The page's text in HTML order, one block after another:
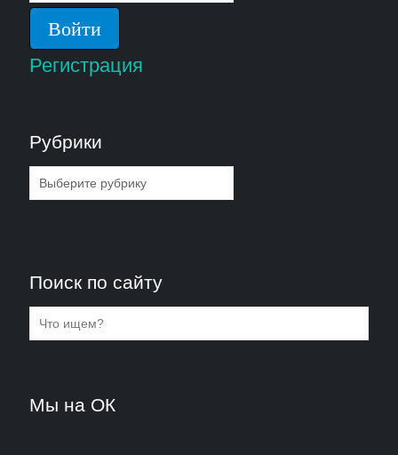
Регистрация
Рубрики
Рубрики
Поиск по сайту
Мы на ОК